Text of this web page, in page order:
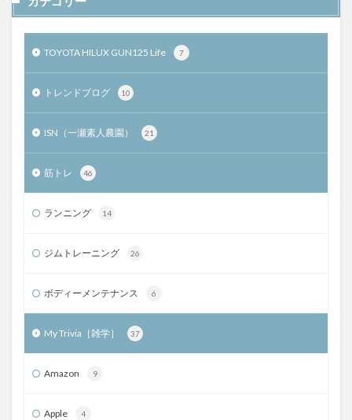
TOYOTA HILUX GUN125 Life 7
トレンドブログ 10
ISN（一瀬素人農園） 21
筋トレ 46
ランニング 14
ジムトレーニング 26
ボディーメンテナンス 6
My Trivia［雑学］ 37
Amazon 9
Apple 4